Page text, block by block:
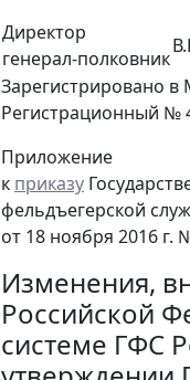
Директор
генерал-полковник
Зарегистрировано в
Регистрационный №
Приложение
к приказу
фельдъегерской
от 18 ноября 2016 г.
Изменения,
Российской
системе ГФС